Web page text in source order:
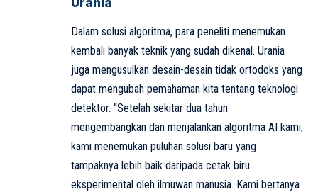
Dalam solusi algoritma, para peneliti menemukan
kembali banyak teknik yang sudah dikenal. Urania
juga mengusulkan desain-desain tidak ortodoks yang
dapat mengubah pemahaman kita tentang teknologi
detektor. “Setelah sekitar dua tahun
mengembangkan dan menjalankan algoritma AI kami,
kami menemukan puluhan solusi baru yang
tampaknya lebih baik daripada cetak biru
eksperimental oleh ilmuwan manusia. Kami bertanya